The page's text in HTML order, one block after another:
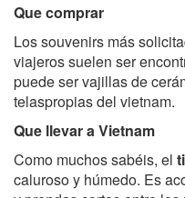
Que comprar
Los souvenirs más
viajeros suelen ser
puede ser vajillas de
telaspropias del vietnam.
Que llevar a Vietnam
Como muchos sabéis, el
caluroso y húmedo. Es